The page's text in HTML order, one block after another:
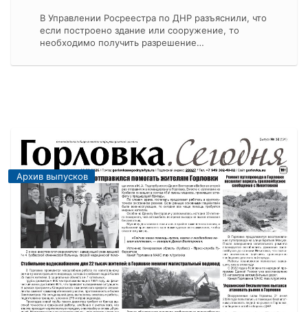
В Управлении Росреестра по ДНР разъяснили, что
если построено здание или сооружение, то
необходимо получить разрешение…
Архив выпусков